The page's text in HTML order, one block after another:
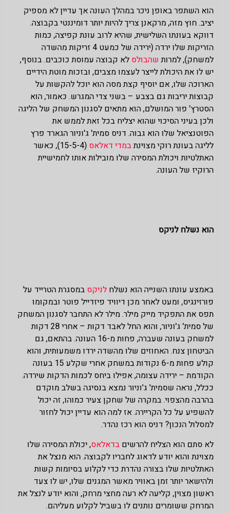
הוא השתפר באופן ניכר במהלך העונה אך עדיין לא מספיק
יציב. חוץ מזה, מרקאנן צריך להיות יותר דומיננטי בקבוצה.
דווקא בעונתו השלישית, שהיא לרוב עונת קפיצה, כמות
הזריקות שלו ירדה (ירידה של כמעט 4 זריקות מהשדה
למשחק), למרותשהבולס לא קבוצה עמוסת כוכבים. בנוסף,
יש לו את היכולת לייצר לעצמו מצבים, ובזכות מוטת הידיים
הארוכה שלו, אם יוסיף קצת מסה הוא יוכל להקשות על
קבוצות יריבות גם בצבע – בשני צדי המגרש. כאמור, הוא
הסטרץ' פור המושלם, הוא מתאים לסגנון המשחק של הליגה
ולכן בעיני הסיכוי שהוא יצליח בכל זאת לממש את
הפוטנציאל שלו הוא גבוה. דניס סמית' ג'וניור הגארד פרץ
לליגה בעונת רוקי מצוינתבמדי דאלאס
(15-5-4), כאשר
האתלטיות ויכולת המסירה שלו מובילות אותו לחמישיית
הרוקיז של העונה.
הוא נשלח לניקס
באמצע עונתו השנייה הוא נשלח לניקס במסגרת הטרייד על
פורזינגיס, ומעט לאחר מכן דיוויד פיזדייל פוטר ובמקומו
תפס את התפקיד מייק מילר. מילר לא התחבר לסגנון המשחק
של סמית' ג'וניור, והוא החל לאבד דקות – אחרי 28 דקות
למשחק בעונה שעברה, פחות מ-16 העונה. בהתאם, גם
הביטחון צנח. האחוזים שלו מהשדה ירדו משמעותית, והוא
קולע פחות מ-6 נקודות במשחק אחרי שקלע 15 בעונה
הקודמת – ירידה עצומה, אפילו ביחס לכמות הדקות שירדה.
ככלל, נראה שסמית' ג'וניור נמצא בנסיגה בשלב מוקדם
בהרבה מהצפוי. במקרה של שחקן צעיר כמוהו, זה יכול
להשפיע על כל הקריירה. אז למה הוא עדיין יכול לחזור
למסלול הנכון? דניס הוא רכז נהדר.
לא סתם הוא הצליח להרשים בדאלאס, יכולת המסירה שלו
מצוינת והוא יודע לדאוג לחבריו לקבוצה. הוא מנצל את
האתלטיות שלו בצורה נהדרת כדי לקלוע בסיומות קשות
ולהישאר יותר זמן באוויר מאשר המגנים שלו, יש לו צעד
ראשון מצוין, קליעה לא רעה מחצי מרחק, והוא יודע לנצל את
המרחק ששומרים נותנים לו בשביל לקלוע מעליהם.